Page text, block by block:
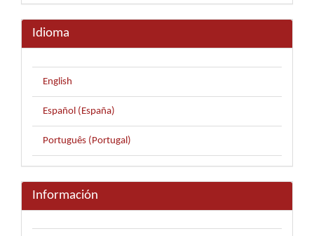
Idioma
English
Español (España)
Português (Portugal)
Información